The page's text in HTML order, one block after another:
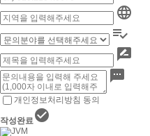




개인정보처리방침 동의
작성완료